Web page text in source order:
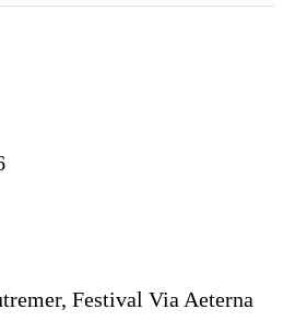
Festival Via Aeterna